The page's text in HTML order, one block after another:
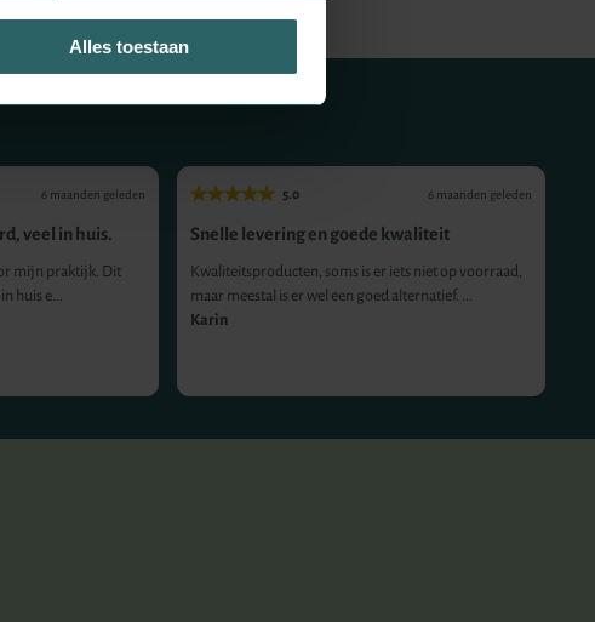
Alles toestaan
6 maanden geleden
veel in huis.
mijn praktijk. Dit
huis e...
5.0 6 maanden geleden
Snelle levering en goede kwaliteit
Kwaliteitsproducten, soms is er iets niet op voorraad,
maar meestal is er wel een goed alternatief. ...
Karin